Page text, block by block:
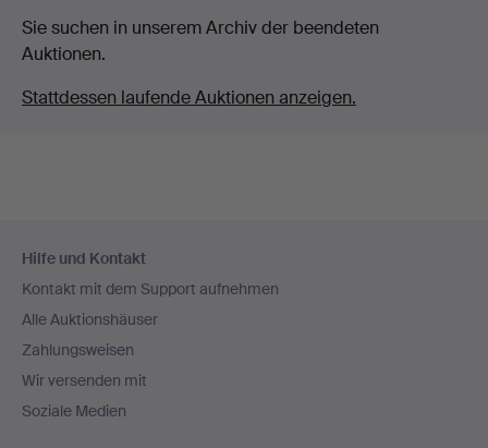
Sie suchen in unserem Archiv der beendeten
Auktionen.
Stattdessen laufende Auktionen anzeigen.
Navigation
Hilfe und Kontakt
Kontakt mit dem Support aufnehmen
Alle Auktionshäuser
Zahlungsweisen
Wir versenden mit
Soziale Medien